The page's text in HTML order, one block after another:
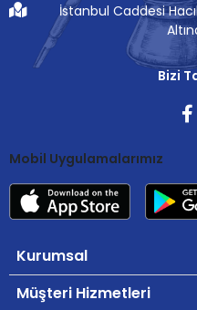
İstanbul Caddesi
Bizi
Mobil Uygulamalarımız
Kurumsal
Müşteri Hizmetleri